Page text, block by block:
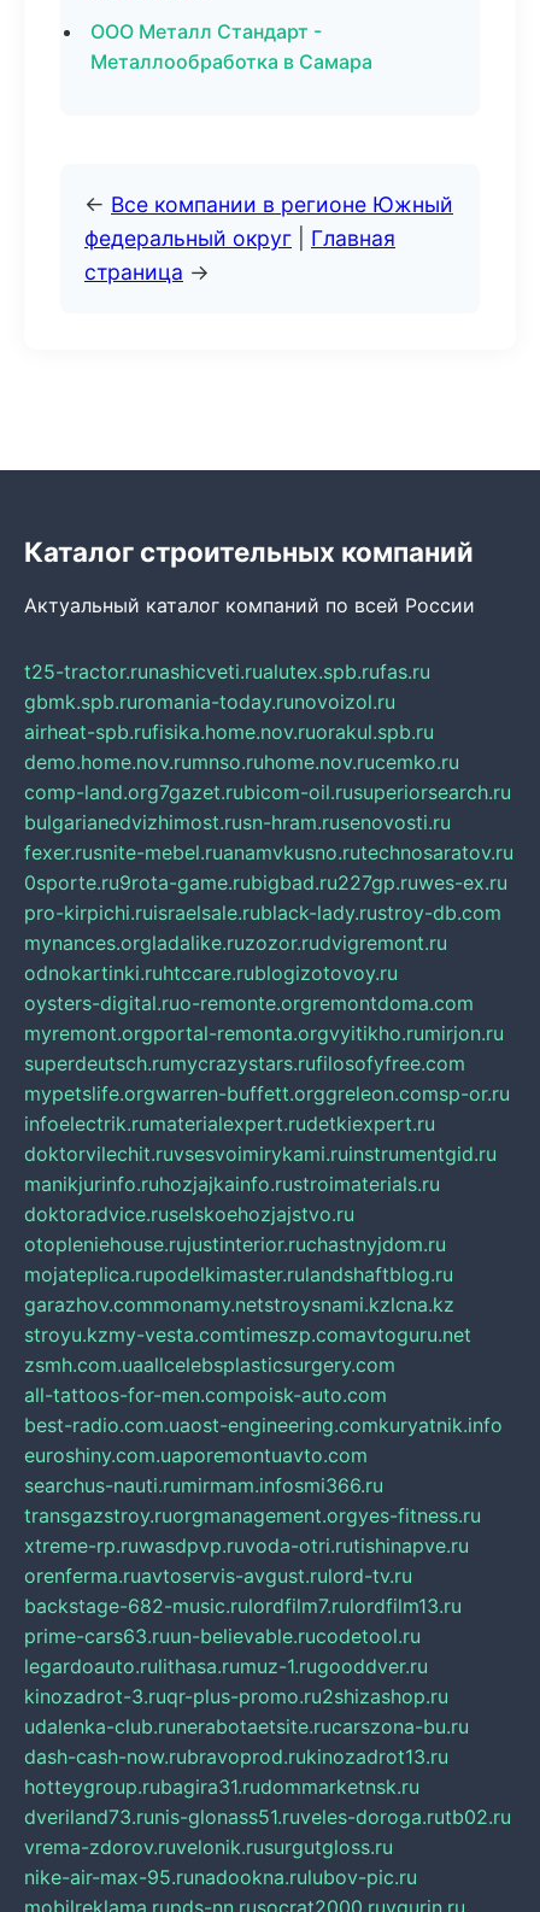
ООО Металл Стандарт -
Металлообработка в Самара
← Все компании в регионе Южный
федеральный округ
Главная
страница →
Каталог строительных компаний
Актуальный каталог компаний по всей России
t25-tractor.runashicveti.rualutex.spb.rufas.ru
gbmk.spb.ruromania-today.runovoizol.ru
airheat-spb.rufisika.home.nov.ruorakul.spb.ru
demo.home.nov.rumnso.ruhome.nov.rucemko.ru
comp-land.org7gazet.rubicom-oil.rusuperiorsearch.ru
bulgarianedvizhimost.rusn-hram.rusenovosti.ru
fexer.rusnite-mebel.ruanamvkusno.rutechnosaratov.ru
0sporte.ru9rota-game.rubigbad.ru227gp.ruwes-ex.ru
pro-kirpichi.ruisraelsale.rublack-lady.rustroy-db.com
mynances.orgladalike.ruzozor.rudvigremont.ru
odnokartinki.ruhtccare.rublogizotovoy.ru
oysters-digital.ruo-remonte.orgremontdoma.com
myremont.orgportal-remonta.orgvyitikho.rumirjon.ru
superdeutsch.rumycrazystars.rufilosofyfree.com
mypetslife.orgwarren-buffett.orggreleon.comsp-or.ru
infoelectrik.rumaterialexpert.rudetkiexpert.ru
doktorvilechit.ruvsesvoimirykami.ruinstrumentgid.ru
manikjurinfo.ruhozjajkainfo.rustroimaterials.ru
doktoradvice.ruselskoehozjajstvo.ru
otopleniehouse.rujustinterior.ruchastnyjdom.ru
mojateplica.rupodelkimaster.rulandshaftblog.ru
garazhov.commonamy.netstroysnami.kzlcna.kz
stroyu.kzmy-vesta.comtimeszp.comavtoguru.net
zsmh.com.uaallcelebsplasticsurgery.com
all-tattoos-for-men.compoisk-auto.com
best-radio.com.uaost-engineering.comkuryatnik.info
euroshiny.com.uaporemontuavto.com
searchus-nauti.rumirmam.infosmi366.ru
transgazstroy.ruorgmanagement.orgyes-fitness.ru
xtreme-rp.ruwasdpvp.ruvoda-otri.rutishinapve.ru
orenferma.ruavtoservis-avgust.rulord-tv.ru
backstage-682-music.rulordfilm7.rulordfilm13.ru
prime-cars63.ruun-believable.rucodetool.ru
legardoauto.rulithasa.rumuz-1.rugooddver.ru
kinozadrot-3.ruqr-plus-promo.ru2shizashop.ru
udalenka-club.runerabotaetsite.rucarszona-bu.ru
dash-cash-now.rubravoprod.rukinozadrot13.ru
hotteygroup.rubagira31.rudommarketnsk.ru
dveriland73.runis-glonass51.ruveles-doroga.rutb02.ru
vrema-zdorov.ruvelonik.rusurgutgloss.ru
nike-air-max-95.runadookna.rulubov-pic.ru
mobilreklama.rupds-nn.rusocrat2000.ruvgurin.ru